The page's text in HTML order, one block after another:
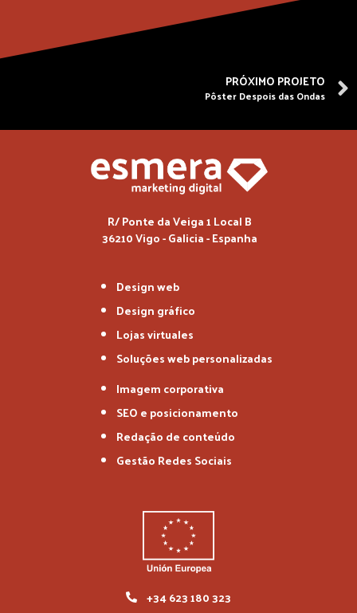
PRÓXIMO PROJETO
Pôster Despois das Ondas
R/ Ponte da Veiga 1 Local B
36210 Vigo - Galicia - Espanha
Design web
Design gráfico
Lojas virtuales
Soluções web personalizadas
Imagem corporativa
SEO e posicionamento
Redação de conteúdo
Gestão Redes Sociais
+34 623 180 323